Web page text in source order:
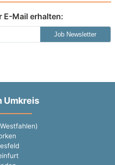
E-Mail erhalten:
Job Newsletter
Umkreis